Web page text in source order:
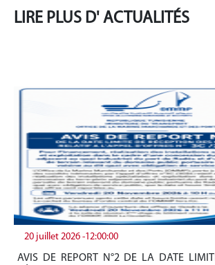
LIRE PLUS D' ACTUALITÉS
20 juillet 2026 -12:00:00
AVIS DE REPORT N°2 DE LA DATE